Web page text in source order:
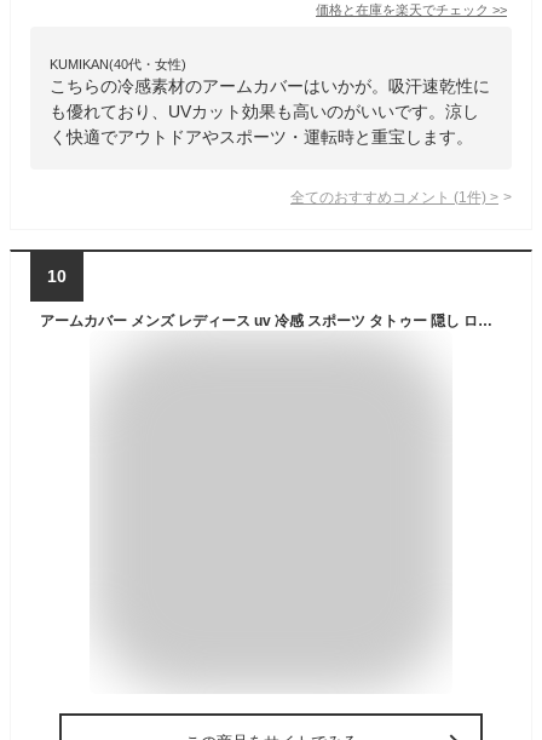
価格と在庫を楽天でチェック >>
KUMIKAN(40代・女性)
こちらの冷感素材のアームカバーはいかが。吸汗速乾性に
も優れており、UVカット効果も高いのがいいです。涼し
く快適でアウトドアやスポーツ・運転時と重宝します。
全てのおすすめコメント (1 件) >
10
アームカバー メンズ レディース uv 冷感 スポーツ タトゥー 隠し ロング ゴルフ 夏 日焼け対策 綿 uvカット 100% ゴルフ用 サポーター 腕 夏用 uvアームカバー 肌色 運転 日焼け防止 腕サポーター アームスリーブ 野球 バレー 接触冷感 アームサポーター 黒 入れ墨 傷隠し